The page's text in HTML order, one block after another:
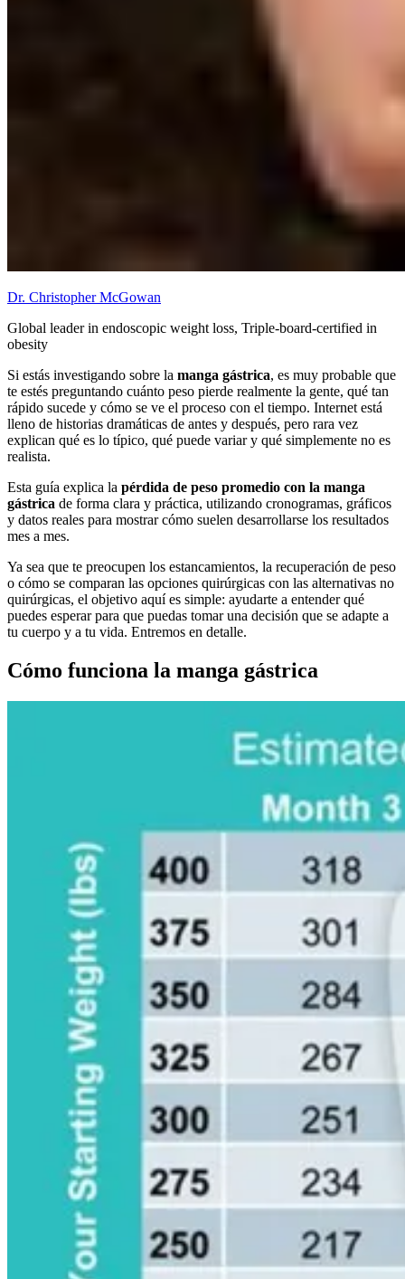
Dr. Christopher McGowan
Global leader in endoscopic weight loss, Triple-board-certified in
obesity
Si estás investigando sobre la manga gástrica, es muy probable que
te estés preguntando cuánto peso pierde realmente la gente, qué tan
rápido sucede y cómo se ve el proceso con el tiempo. Internet está
lleno de historias dramáticas de antes y después, pero rara vez
explican qué es lo típico, qué puede variar y qué simplemente no es
realista.
Esta guía explica la pérdida de peso promedio con la manga
gástrica de forma clara y práctica, utilizando cronogramas, gráficos
y datos reales para mostrar cómo suelen desarrollarse los resultados
mes a mes.
Ya sea que te preocupen los estancamientos, la recuperación de peso
o cómo se comparan las opciones quirúrgicas con las alternativas no
quirúrgicas, el objetivo aquí es simple: ayudarte a entender qué
puedes esperar para que puedas tomar una decisión que se adapte a
tu cuerpo y a tu vida. Entremos en detalle.
Cómo funciona la manga gástrica